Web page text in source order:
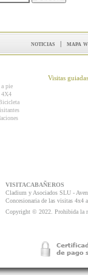
noticias | mapa
pie
4X4
Visitas guiadas
VISITACABAÑEROS
Cladium y Asociados SLU -
Concesionaria de las visitas 4x4
Copyright © 2022. Prohibida la